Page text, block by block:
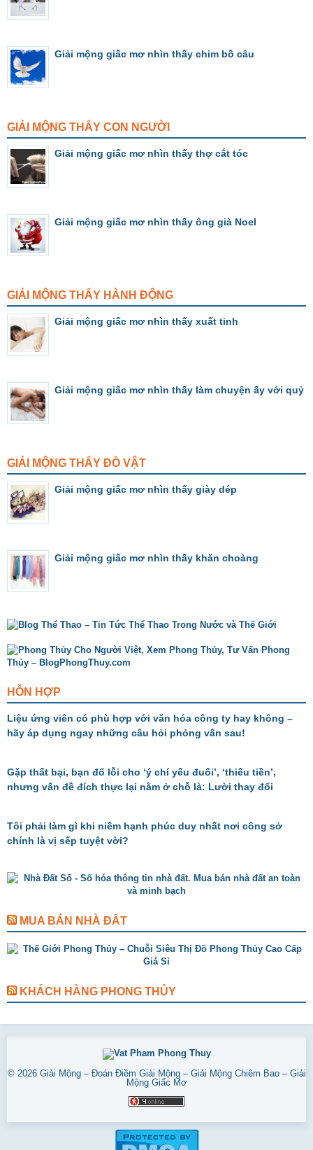
Giải mộng giấc mơ nhìn thấy chim bồ câu
GIẢI MỘNG THẤY CON NGƯỜI
Giải mộng giấc mơ nhìn thấy thợ cắt tóc
Giải mộng giấc mơ nhìn thấy ông già Noel
GIẢI MỘNG THẤY HÀNH ĐỘNG
Giải mộng giấc mơ nhìn thấy xuất tinh
Giải mộng giấc mơ nhìn thấy làm chuyện ấy với quỷ
GIẢI MỘNG THẤY ĐỒ VẬT
Giải mộng giấc mơ nhìn thấy giày dép
Giải mộng giấc mơ nhìn thấy khăn choàng
HỖN HỢP
Liệu ứng viên có phù hợp với văn hóa công ty hay không –
hãy áp dụng ngay những câu hỏi phỏng vấn sau!
Gặp thất bại, bạn đổ lỗi cho ‘ý chí yếu đuối’, ‘thiếu tiền’,
nhưng vấn đề đích thực lại nằm ở chỗ là: Lười thay đổi
Tôi phải làm gì khi niềm hạnh phúc duy nhất nơi công sở
chính là vị sếp tuyệt vời?
MUA BÁN NHÀ ĐẤT
KHÁCH HÀNG PHONG THỦY
© 2026 Giải Mộng – Đoán Điềm Giải Mộng – Giải Mộng Chiêm Bao – Giải
Mộng Giấc Mơ